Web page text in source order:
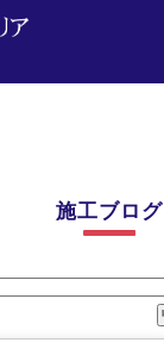
施工ブログ